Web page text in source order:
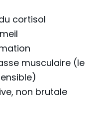
cortisol
musculaire (le
non brutale